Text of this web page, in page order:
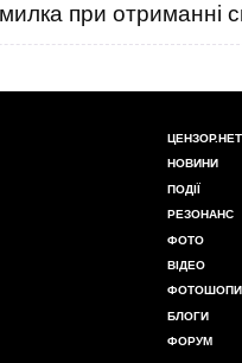
при отриманні
ЦЕНЗОР.НЕТ
НОВИНИ
ПОДІЇ
РЕЗОНАНС
ФОТО
ВІДЕО
ФОТОШОПИ
БЛОГИ
ФОРУМ